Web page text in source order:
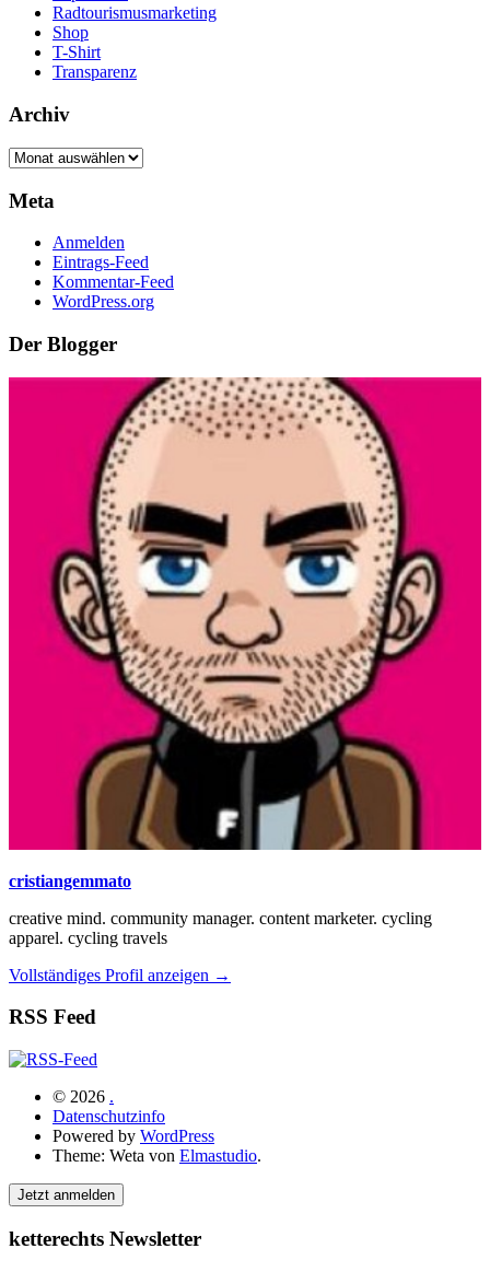
Radtourismusmarketing
Shop
T-Shirt
Transparenz
Archiv
Archiv
Meta
Anmelden
Eintrags-Feed
Kommentar-Feed
WordPress.org
Der Blogger
cristiangemmato
creative mind. community manager. content marketer. cycling
apparel. cycling travels
Vollständiges Profil anzeigen →
RSS Feed
© 2026 .
Datenschutzinfo
Powered by WordPress
Theme: Weta von Elmastudio.
Jetzt anmelden
ketterechts Newsletter